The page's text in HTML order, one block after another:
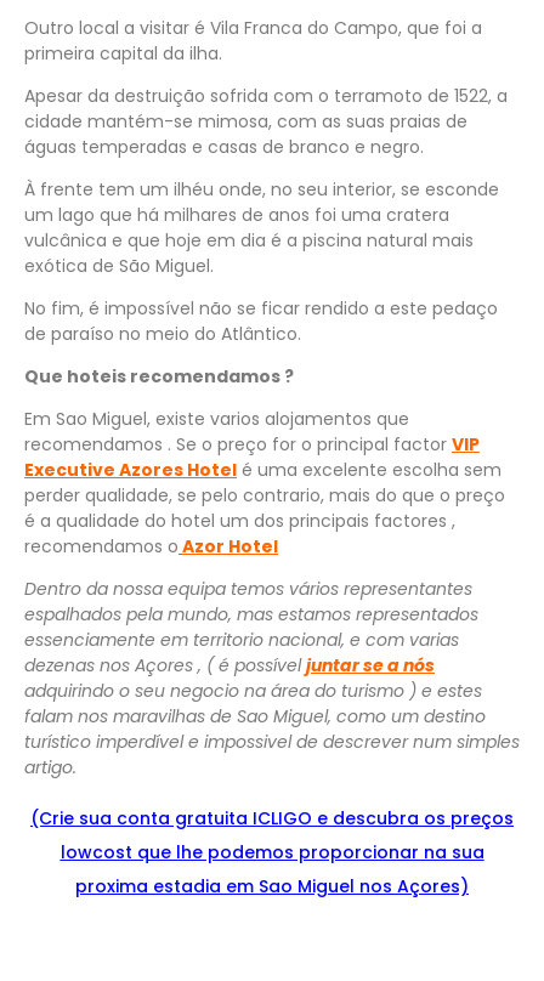
Outro local a visitar é Vila Franca do Campo, que foi a
primeira capital da ilha.
Apesar da destruição sofrida com o terramoto de 1522, a
cidade mantém-se mimosa, com as suas praias de
águas temperadas e casas de branco e negro.
À frente tem um ilhéu onde, no seu interior, se esconde
um lago que há milhares de anos foi uma cratera
vulcânica e que hoje em dia é a piscina natural mais
exótica de São Miguel.
No fim, é impossível não se ficar rendido a este pedaço
de paraíso no meio do Atlântico.
Que hoteis recomendamos ?
Em Sao Miguel, existe varios alojamentos que
recomendamos . Se o preço for o principal factor VIP
Executive Azores Hotel é uma excelente escolha sem
perder qualidade, se pelo contrario, mais do que o preço
é a qualidade do hotel um dos principais factores ,
recomendamos o Azor Hotel
Dentro da nossa equipa temos vários representantes
espalhados pela mundo, mas estamos representados
essenciamente em territorio nacional, e com varias
dezenas nos Açores , ( é possíveljuntar se a nós
adquirindo o seu negocio na área do turismo ) e estes
falam nos maravilhas de Sao Miguel, como um destino
turístico imperdível e impossivel de descrever num simples
artigo.
(Crie sua conta gratuita ICLIGO e descubra os preços
lowcost que lhe podemos proporcionar na sua
proxima estadia em Sao Miguel nos Açores)